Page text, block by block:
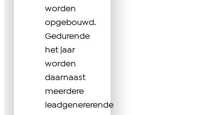
worden
opgebouwd.
Gedurende
het jaar
worden
daarnaast
meerdere
leadgenererende